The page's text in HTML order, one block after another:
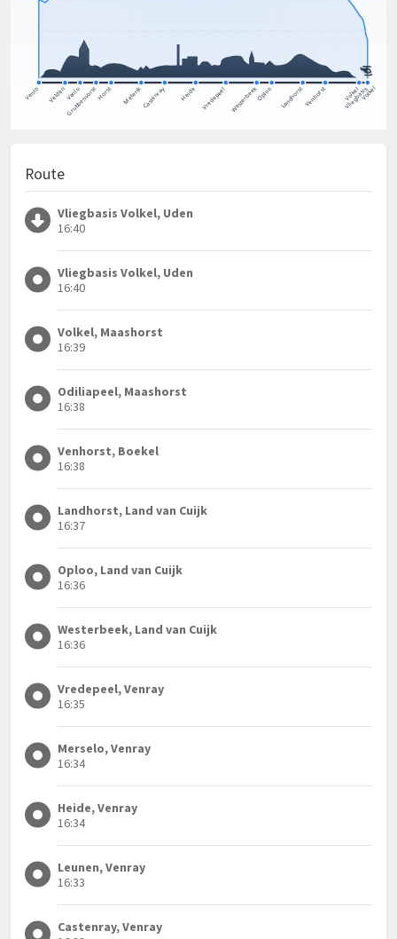
Route
Vliegbasis Volkel, Uden
16:40
Vliegbasis Volkel, Uden
16:40
Volkel, Maashorst
16:39
Odiliapeel, Maashorst
16:38
Venhorst, Boekel
16:38
Landhorst, Land van Cuijk
16:37
Oploo, Land van Cuijk
16:36
Westerbeek, Land van Cuijk
16:36
Vredepeel, Venray
16:35
Merselo, Venray
16:34
Heide, Venray
16:34
Leunen, Venray
16:33
Castenray, Venray